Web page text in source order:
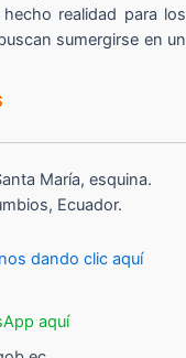
realidad para los
sumergirse en un
María, esquina.
Ecuador.
dando clic aquí
aquí